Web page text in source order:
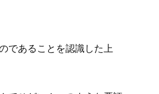
であることを認識した上